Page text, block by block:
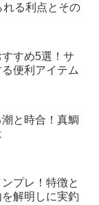
る利点とその
すめ5選！サ
便利アイテム
と時合！真鯛
プレ！特徴と
解明しに実釣